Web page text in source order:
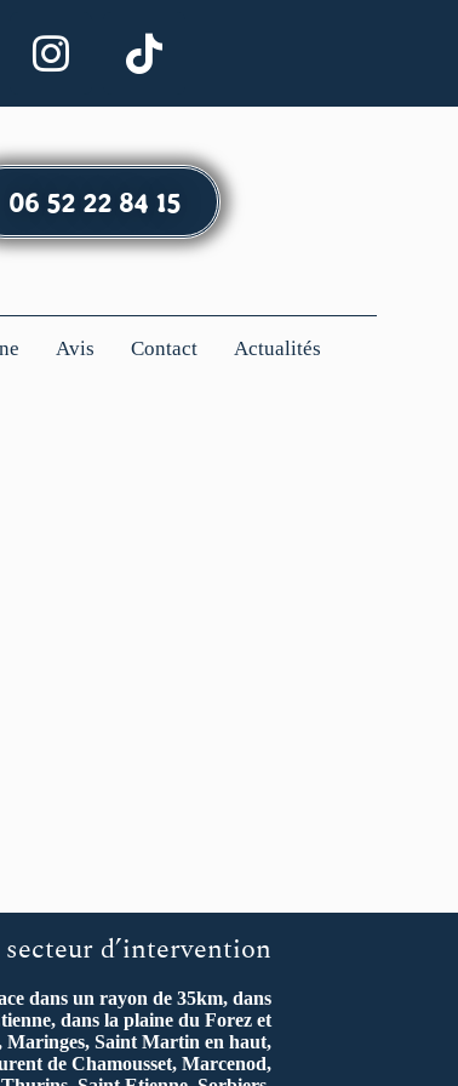
06 52 22 84 15
Avis Contact Actualités
d’intervention
dans un rayon de 35km, dans
dans la plaine du Forez et
Maringes, Saint Martin en haut,
de Chamousset, Marcenod,